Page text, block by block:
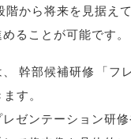
階から将来を見据え
ることが可能です。
幹部候補研修 「フ
す。
ゼンテーション研